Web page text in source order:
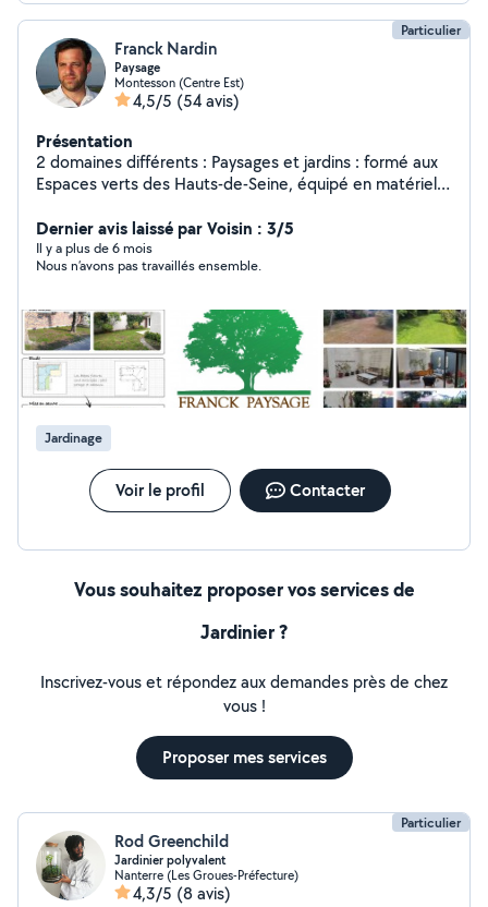
Particulier
Franck Nardin
Paysage
Montesson (Centre Est)
4,5/5 (54 avis)
Présentation
2 domaines différents : Paysages et jardins : formé aux
Espaces verts des Hauts-de-Seine, équipé en matériel
automatique // Photographie (Pro), audiovisuel,
multimédia, événements.
Dernier avis laissé par Voisin : 3/5
Il y a plus de 6 mois
Nous n’avons pas travaillés ensemble.
Jardinage
Voir le profil Contacter
Vous souhaitez proposer vos services de
Jardinier ?
Inscrivez-vous et répondez aux demandes près de chez
vous !
Proposer mes services
Particulier
Rod Greenchild
Jardinier polyvalent
Nanterre (Les Groues-Préfecture)
4,3/5 (8 avis)